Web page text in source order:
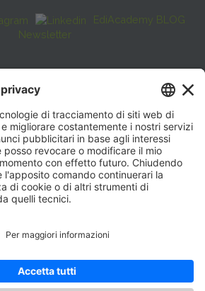
EdiAcademy BLOG
Newsletter
FAQ
CONTATTI
EdiAcademy
E. Forlanini, 21 - 20134, Milano
(+39)0270211274
formazione@eenet.it
E. Forlanini, 21 - 20134, Milano
SEGRETERIA
08:30–17:30
Venerdì: 08:30–16:00